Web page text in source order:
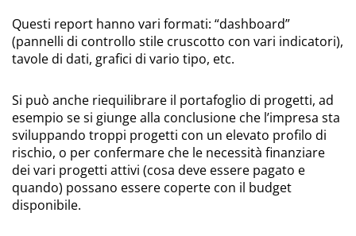
Questi report hanno vari formati: “dashboard”
(pannelli di controllo stile cruscotto con vari indicatori),
tavole di dati, grafici di vario tipo, etc.
Si può anche riequilibrare il portafoglio di progetti, ad
esempio se si giunge alla conclusione che l’impresa sta
sviluppando troppi progetti con un elevato profilo di
rischio, o per confermare che le necessità finanziare
dei vari progetti attivi (cosa deve essere pagato e
quando) possano essere coperte con il budget
disponibile.